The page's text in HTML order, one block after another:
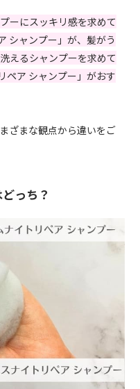
ーにスッキリ感を求めて
シャンプー」が、髪がう
えるシャンプーを求めて
ペア シャンプー」がおす
ざまな観点から違いをご
っち？